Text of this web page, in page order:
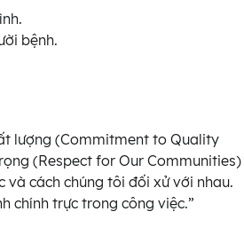
bệnh.
lượng (Commitment to Quality
(Respect for Our Communities)
cách chúng tôi đối xử với nhau.
chính trực trong công việc.”